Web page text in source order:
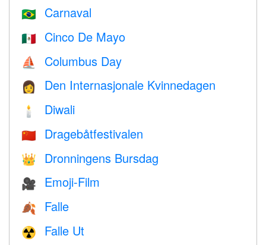
🇧🇷 Carnaval
🇲🇽 Cinco De Mayo
⛵️ Columbus Day
👩 Den Internasjonale Kvinnedagen
🕯 Diwali
🇨🇳 Dragebåtfestivalen
👑 Dronningens Bursdag
🎥 Emoji-Film
🍂 Falle
☢️ Falle Ut